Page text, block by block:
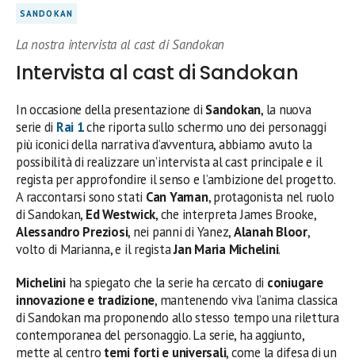
SANDOKAN
La nostra intervista al cast di Sandokan
Intervista al cast di Sandokan
In occasione della presentazione di Sandokan, la nuova
serie di Rai 1che riporta sullo schermo uno dei personaggi
più iconici della narrativa d’avventura, abbiamo avuto la
possibilità di realizzare un’intervista al cast principale e il
regista per approfondire il senso e l’ambizione del progetto.
A raccontarsi sono stati Can Yaman, protagonista nel ruolo
di Sandokan, Ed Westwick, che interpreta James Brooke,
Alessandro Preziosi, nei panni di Yanez,Alanah Bloor,
volto di Marianna, e il registaJan Maria Michelini.
Micheliniha spiegato che la serie ha cercato di coniugare
innovazione e tradizione, mantenendo viva l’anima classica
di Sandokan ma proponendo allo stesso tempo una rilettura
contemporanea del personaggio. La serie, ha aggiunto,
mette al centro temi forti e universali, come la difesa di un